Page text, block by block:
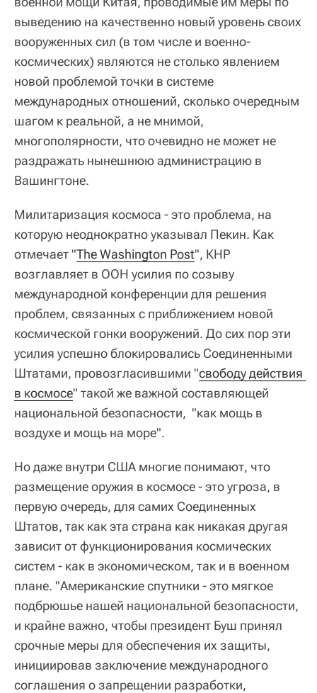
выведению на качественно новый уровень своих
вооруженных сил (в том числе и военно-
космических) являются не столько явлением
новой проблемой точки в системе
международных отношений, сколько очередным
шагом к реальной, а не мнимой,
многополярности, что очевидно не может не
раздражать нынешнюю администрацию в
Вашингтоне.
Милитаризация космоса - это проблема, на
которую неоднократно указывал Пекин. Как
отмечает "The Washington Post", КНР
возглавляет в ООН усилия по созыву
международной конференции для решения
проблем, связанных с приближением новой
космической гонки вооружений. До сих пор эти
усилия успешно блокировались Соединенными
Штатами, провозгласившими "свободу действия
в космосе" такой же важной составляющей
национальной безопасности, "как мощь в
воздухе и мощь на море".
Но даже внутри США многие понимают, что
размещение оружия в космосе - это угроза, в
первую очередь, для самих Соединенных
Штатов, так как эта страна как никакая другая
зависит от функционирования космических
систем - как в экономическом, так и в военном
плане. "Американские спутники - это мягкое
подбрюшье нашей национальной безопасности,
и крайне важно, чтобы президент Буш принял
срочные меры для обеспечения их защиты,
инициировав заключение международного
соглашения о запрещении разработки,